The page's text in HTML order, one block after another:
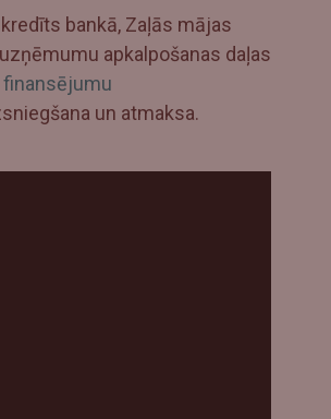
bankā, Zaļās mājas
apkalpošanas daļas
finansējumu
un atmaksa.